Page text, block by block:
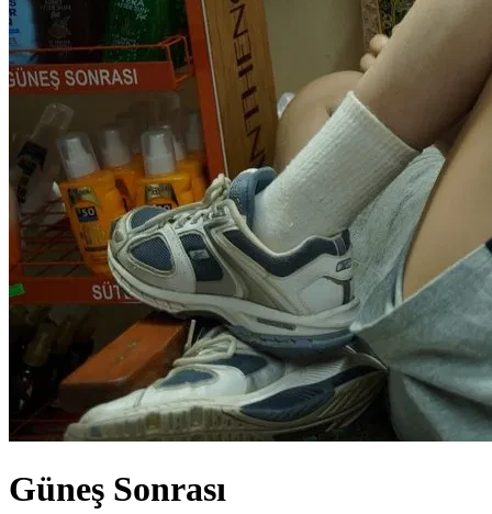
Güneş Sonrası